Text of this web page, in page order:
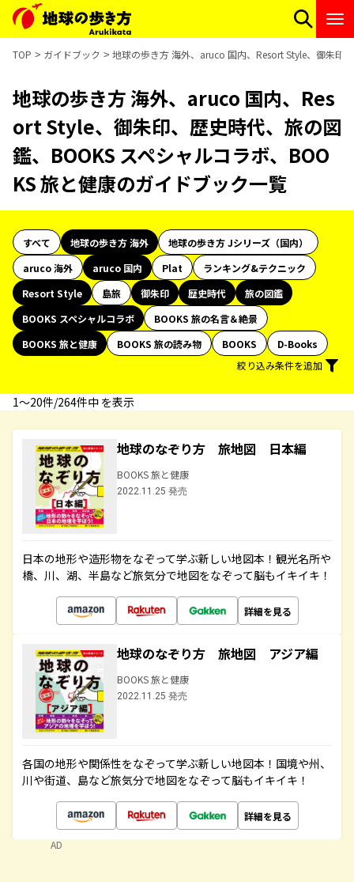
TOP ガイドブック 地球の歩き方 海外、aruco 国内、Resort Style、御朱印
地球の歩き方 海外、aruco 国内、Res
ort Style、御朱印、歴史時代、旅の図
鑑、BOOKS スペシャルコラボ、BOO
KS 旅と健康のガイドブック一覧
すべて 地球の歩き方 海外
地球の歩き方 Jシリーズ（国内）
aruco 海外
aruco 国内 Plat
ランキング&テクニック
Resort Style
島旅 御朱印 歴史時代
旅の図鑑
BOOKS スペシャルコラボ
BOOKS 旅の名言＆絶景
BOOKS 旅と健康
BOOKS 旅の読み物 BOOKS
D-Books
絞り込み条件を追加
1〜20件/264件中 を表示
地球のなぞり方 旅地図 日本編
BOOKS 旅と健康
2022.11.25 発売
日本の地形や造形物をなぞって学ぶ新しい地図本！観光名所や
橋、川、湖、半島など旅気分で地図をなぞって脳もイキイキ！
詳細を見る
地球のなぞり方 旅地図 アジア編
BOOKS 旅と健康
2022.11.25 発売
各国の地形や関係性をなぞって学ぶ新しい地図本！国境や州、
川や街道、島など旅気分で地図をなぞって脳もイキイキ！
詳細を見る
AD